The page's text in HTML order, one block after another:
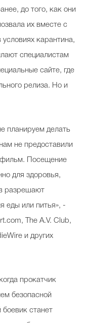
до того, как они
их вместе с
карантина,
специалистам
сайте, где
релиза. Но и
планируем делать
не предоставили
фильм. Посещение
для здоровья,
разрешают
еды или питья», -
The A.V. Club,
и других
прокатчик
безопасной
боевик станет